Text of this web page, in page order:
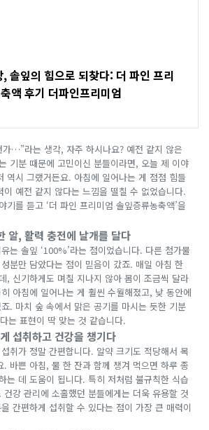
솔잎의 힘으로 되찾다: 더 파인 프리
액 후기 더파인프리미엄
…”라는 생각, 자주 하시나요? 예전 같지 않은
기분 때문에 고민이신 분들이라면, 오늘 제 이야
역시 그랬거든요. 아침에 일어나는 게 점점 힘들
예전 같지 않다는 느낌을 떨칠 수 없었습니다.
기를 듣고 ‘더 파인 프리미엄 솔잎증류농축액’을
알, 활력 충전에 날개를 달다
는 솔잎 ‘100%’라는 점이었습니다. 다른 첨가물
분만 담았다는 점이 믿음이 갔죠. 매일 아침 한
, 신기하게도 며칠 지나지 않아 몸이 조금씩 달라
아침에 일어나는 게 훨씬 수월해졌고, 낮 동안에
. 마치 숲 속에서 맑은 공기를 마시는 듯한 기분
는 표현이 딱 맞는 것 같습니다.
섭취하고 건강을 챙기다
취가 정말 간편합니다. 알약 크기도 적당해서 목
. 바쁜 아침, 물 한 잔과 함께 챙겨 먹으면 하루 종
는 데 도움이 됩니다. 특히 저처럼 불규칙한 식습
강 관리에 소홀했던 분들에게는 더욱 유용할 것
간편하게 섭취할 수 있다는 점이 가장 큰 매력이